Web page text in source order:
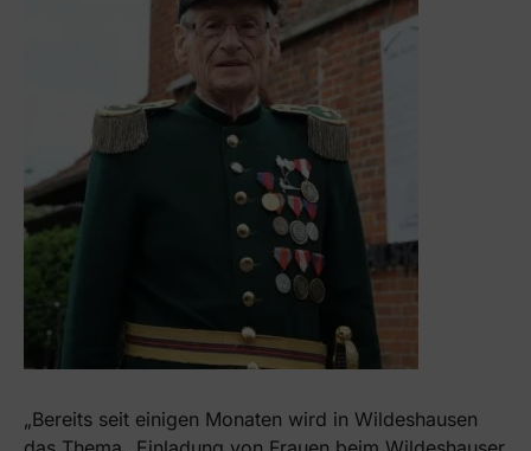
„Bereits seit einigen Monaten wird in Wildeshausen